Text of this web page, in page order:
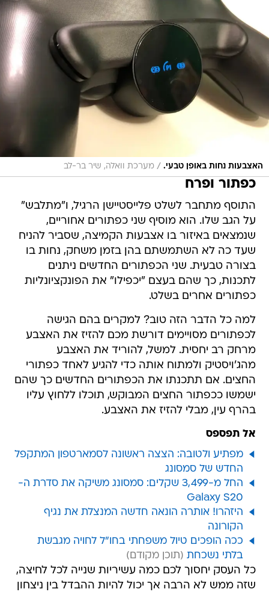
האצבעות נחות באופן טבעי. / מערכת וואלה, שיר בר-לב
כפתור ופרח
התוסף מתחבר לשלט פלייסטיישן הרגיל, ו"מתלבש"
על הגב שלו. הוא מוסיף שני כפתורים אחוריים,
שנמצאים באיזור בו אצבעות הקמיצה, שסביר להניח
שעד כה לא השתמשתם בהן בזמן משחק, נחות בו
בצורה טבעית. שני הכפתורים החדשים ניתנים
לתכנות, כך שהם בעצם "יכפילו" את הפונקציונליות
כפתורים אחרים בשלט.
למה כל הדבר הזה טוב? למקרים בהם הגישה
לכפתורים מסויימים דורשת מכם להזיז את האצבע
מרחק רב יחסית. למשל, להוריד את האצבע
מהג'ויסטיק ולמתוח אותה כדי להגיע לאחד כפתורי
החצים. אם תתכנתו את הכפתורים החדשים כך שהם
ישמשו ככפתור החצים המבוקש, תוכלו ללחוץ עליו
בהרף עין, מבלי להזיז את האצבע.
אל תפספס
מפתיע ולטובה: הצצה ראשונה לסמארטפון המתקפל
החדש של סמסונג
החל מ-3,499 שקלים: סמסונג משיקה את סדרת ה-
Galaxy S20
היזהרו! אותרה הונאה חדשה המנצלת את נגיף
הקורונה
ככה הופכים טיול משפחתי בחו"ל לחויה מגבשת
בלתי נשכחת
כל העסק יחסוך לכם כמה עשיריות שנייה לכל לחיצה,
שזה ממש לא הרבה אך יכול להיות ההבדל בין ניצחון